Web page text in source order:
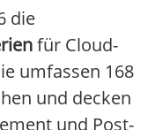
die
für Cloud-
umfassen 168
und decken
und Post-